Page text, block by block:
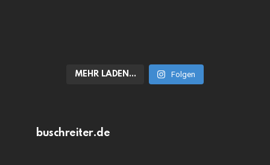
MEHR LADEN… Folgen
buschreiter.de